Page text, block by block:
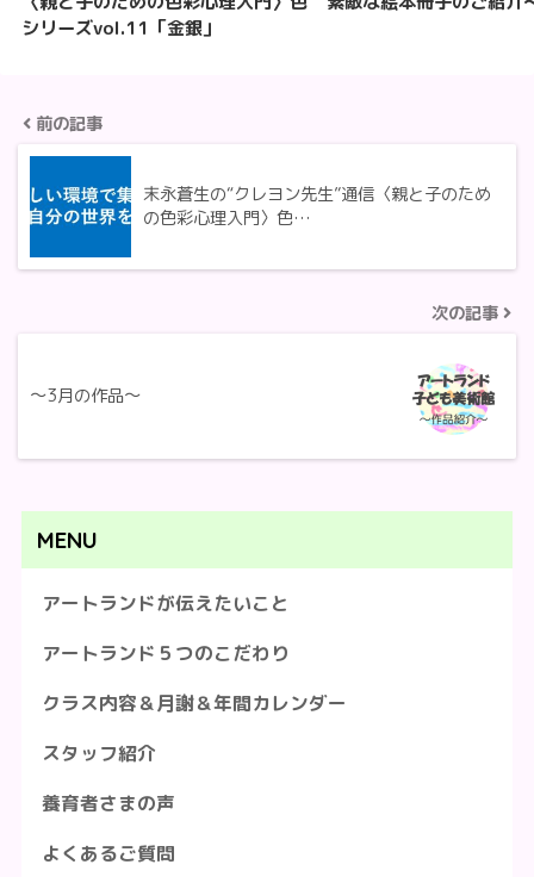
シリーズvol.11「金銀」
前の記事
末永蒼生の“クレヨン先生”通信〈親と子のため
の色彩心理入門〉色…
次の記事
～3月の作品～
MENU
アートランドが伝えたいこと
アートランド５つのこだわり
クラス内容＆月謝＆年間カレンダー
スタッフ紹介
養育者さまの声
よくあるご質問